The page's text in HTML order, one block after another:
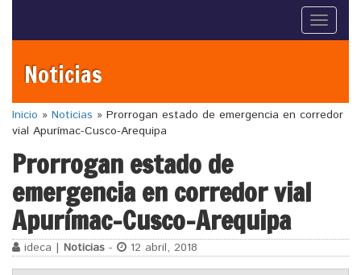
Toggle
Noticias
Inicio » Noticias » Prorrogan estado de emergencia en corredor
vial Apurímac-Cusco-Arequipa
Prorrogan estado de
emergencia en corredor vial
Apurímac-Cusco-Arequipa
ideca | Noticias - 12 abril, 2018